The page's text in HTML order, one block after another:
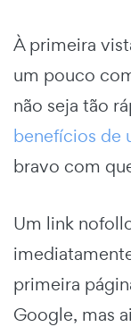
À primeira
um pouco
não seja tão
benefícios de
bravo com
Um link
primeira
Google, mas